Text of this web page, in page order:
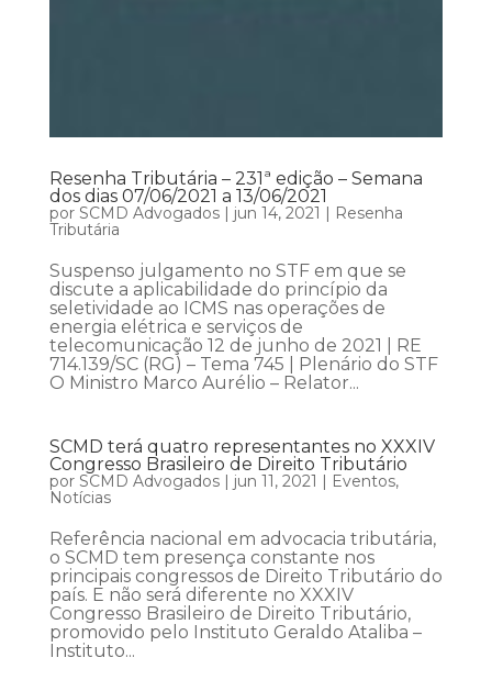
Resenha Tributária – 231ª edição – Semana
dos dias 07/06/2021 a 13/06/2021
por SCMD Advogados| jun 14, 2021
Resenha
Tributária
Suspenso julgamento no STF em que se
discute a aplicabilidade do princípio da
seletividade ao ICMS nas operações de
energia elétrica e serviços de
telecomunicação 12 de junho de 2021 | RE
714.139/SC (RG) – Tema 745 | Plenário do STF
O Ministro Marco Aurélio – Relator...
SCMD terá quatro representantes no XXXIV
Congresso Brasileiro de Direito Tributário
por SCMD Advogados| jun 11, 2021 Eventos,
Notícias
Referência nacional em advocacia tributária,
o SCMD tem presença constante nos
principais congressos de Direito Tributário do
país. E não será diferente no XXXIV
Congresso Brasileiro de Direito Tributário,
promovido pelo Instituto Geraldo Ataliba –
Instituto...